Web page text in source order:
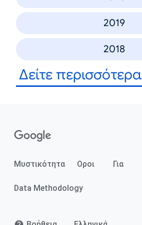
2019
2018
Δείτε περισσότερα
Μυστικότητα Οροι Για
Data Methodology